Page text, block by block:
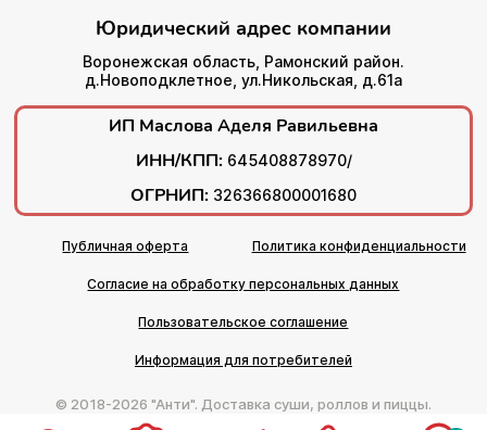
Юридический адрес компании
Воронежская область, Рамонский район.
д.Новоподклетное, ул.Никольская, д.61а
ИП Маслова Аделя Равильевна
ИНН/КПП: 645408878970/
ОГРНИП: 326366800001680
Публичная оферта Политика конфиденциальности
Согласие на обработку персональных данных
Пользовательское соглашение
Информация для потребителей
© 2018-2026 "Анти". Доставка суши, роллов и пиццы.